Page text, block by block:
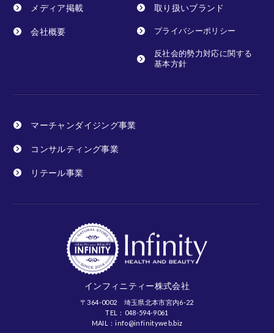
メディア掲載 取り扱いブランド
会社概要 プライバシーポリシー
反社会的勢力対応に関する
基本方針
マーチャンダイジング事業
コンサルティング事業
リテール事業
インフィニティー株式会社
〒364-0002 埼玉県北本市宮内6-22
TEL：048-594-9061
MAIL：info@infinityweb.biz